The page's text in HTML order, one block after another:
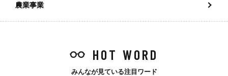
農業事業
HOT WORD
みんなが見ている注目ワード